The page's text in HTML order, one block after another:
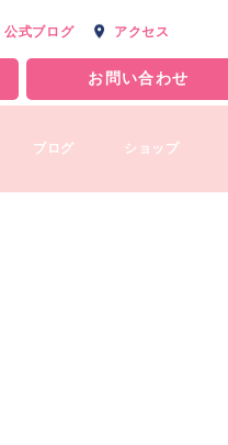
公式ブログ アクセス
お問い合わせ
ブログ ショップ